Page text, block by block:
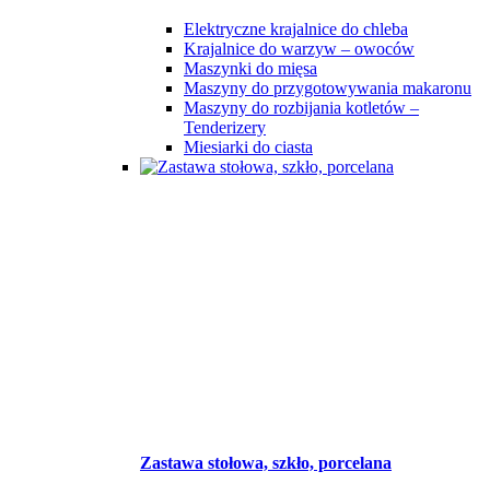
Elektryczne krajalnice do chleba
Krajalnice do warzyw – owoców
Maszynki do mięsa
Maszyny do przygotowywania makaronu
Maszyny do rozbijania kotletów –
Tenderizery
Miesiarki do ciasta
Zastawa stołowa, szkło, porcelana